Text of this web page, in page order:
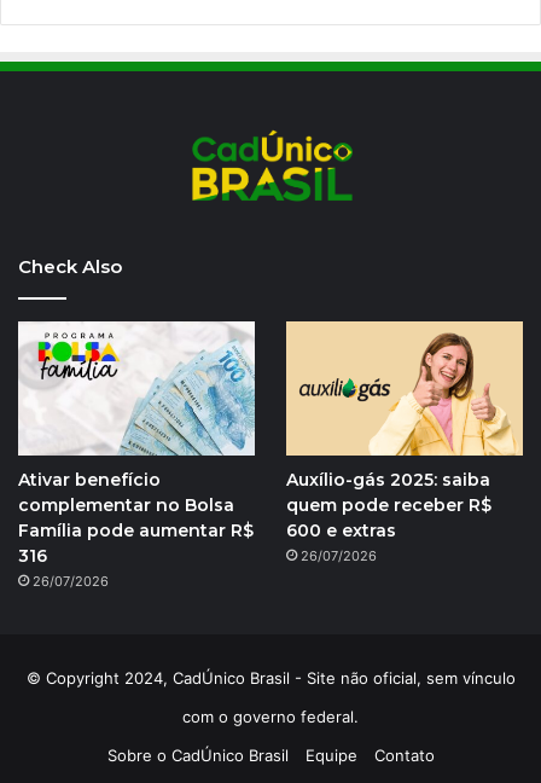
Check Also
Ativar benefício
complementar no Bolsa
Família pode aumentar R$
316
26/07/2026
Auxílio-gás 2025: saiba
quem pode receber R$
600 e extras
26/07/2026
© Copyright 2024, CadÚnico Brasil - Site não oficial, sem vínculo
com o governo federal.
Sobre o CadÚnico Brasil
Equipe Contato